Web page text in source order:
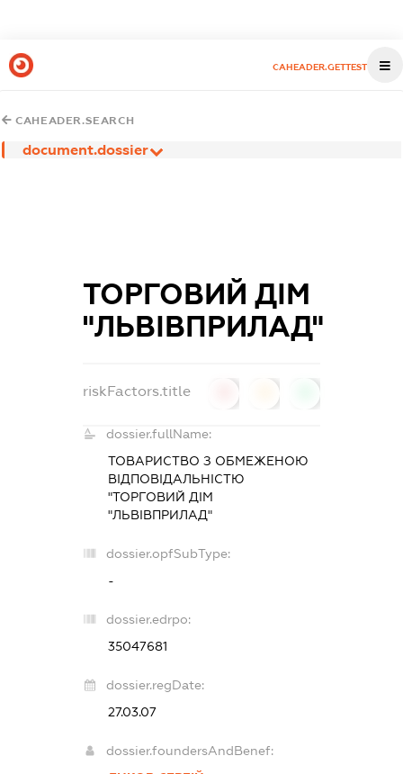
CAHEADER.GETTEST
CAHEADER.SEARCH
document.dossier
ТОРГОВИЙ ДІМ
"ЛЬВІВПРИЛАД"
riskFactors.title
dossier.fullName:
ТОВАРИСТВО З ОБМЕЖЕНОЮ
ВІДПОВІДАЛЬНІСТЮ
"ТОРГОВИЙ ДІМ
"ЛЬВІВПРИЛАД"
dossier.opfSubType:
-
dossier.edrpo:
35047681
dossier.regDate:
27.03.07
dossier.foundersAndBenef: